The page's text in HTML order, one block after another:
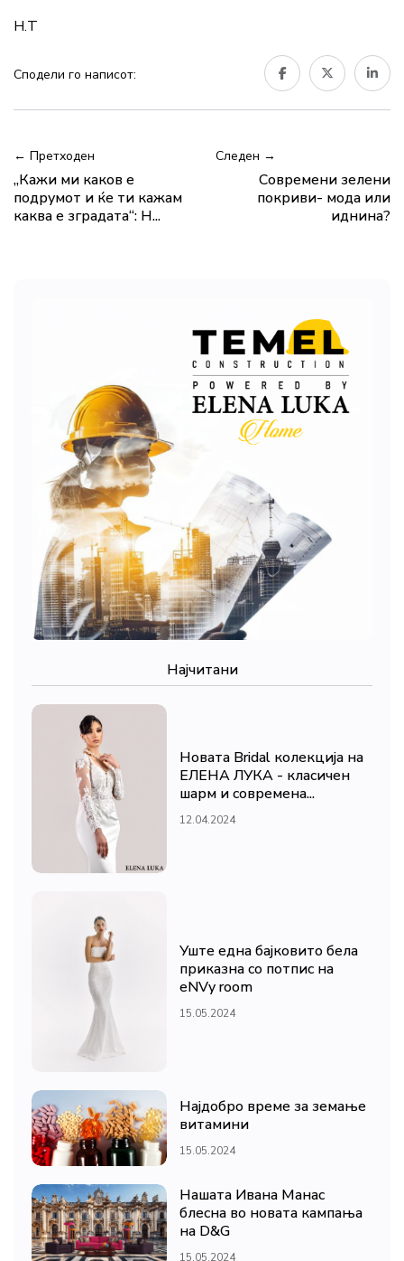
Н.Т
Сподели го написот:
← Претходен
„Кажи ми каков е
подрумот и ќе ти кажам
каква е зградата“: Н...
Следен →
Современи зелени
покриви- мода или
иднина?
Најчитани
Новата Bridal колекција на
ЕЛЕНА ЛУКА - класичен
шарм и современа...
12.04.2024
Уште една бајковито бела
приказна со потпис на
eNVy room
15.05.2024
Најдобро време за земање
витамини
15.05.2024
Нашата Ивана Манас
блесна во новата кампања
на D&G
15.05.2024